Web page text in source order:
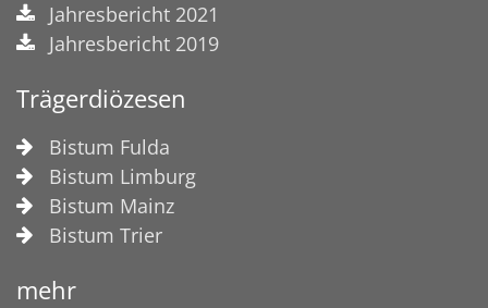
Jahresbericht 2021
Jahresbericht 2019
Trägerdiözesen
Bistum Fulda
Bistum Limburg
Bistum Mainz
Bistum Trier
mehr